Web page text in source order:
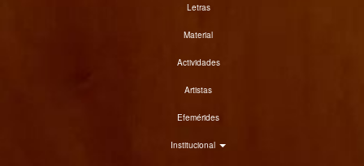
Letras
Material
Actividades
Artistas
Efemérides
Institucional